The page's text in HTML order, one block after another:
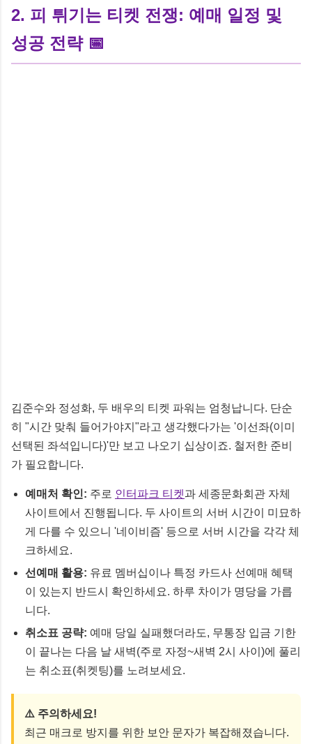
2. 피 튀기는 티켓 전쟁: 예매 일정 및
성공 전략 📅
김준수와 정성화, 두 배우의 티켓 파워는 엄청납니다. 단순
히 "시간 맞춰 들어가야지"라고 생각했다가는 '이선좌(이미
선택된 좌석입니다)'만 보고 나오기 십상이죠. 철저한 준비
가 필요합니다.
예매처 확인: 주로 인터파크 티켓과 세종문화회관 자체
사이트에서 진행됩니다. 두 사이트의 서버 시간이 미묘하
게 다를 수 있으니 '네이비즘' 등으로 서버 시간을 각각 체
크하세요.
선예매 활용: 유료 멤버십이나 특정 카드사 선예매 혜택
이 있는지 반드시 확인하세요. 하루 차이가 명당을 가릅
니다.
취소표 공략: 예매 당일 실패했더라도, 무통장 입금 기한
이 끝나는 다음 날 새벽(주로 자정~새벽 2시 사이)에 풀리
는 취소표(취켓팅)를 노려보세요.
⚠️ 주의하세요!
최근 매크로 방지를 위한 보안 문자가 복잡해졌습니다.